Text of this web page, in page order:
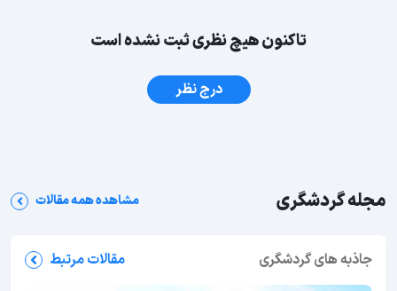
تاکنون هیچ نظری ثبت نشده است
درج نظر
مجله گردشگری مشاهده همه مقالات
جاذبه های گردشگری مقالات مرتبط